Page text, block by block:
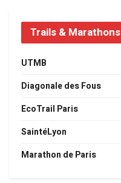
Trails & Marathons
UTMB
Diagonale des Fous
EcoTrail Paris
SaintéLyon
Marathon de Paris